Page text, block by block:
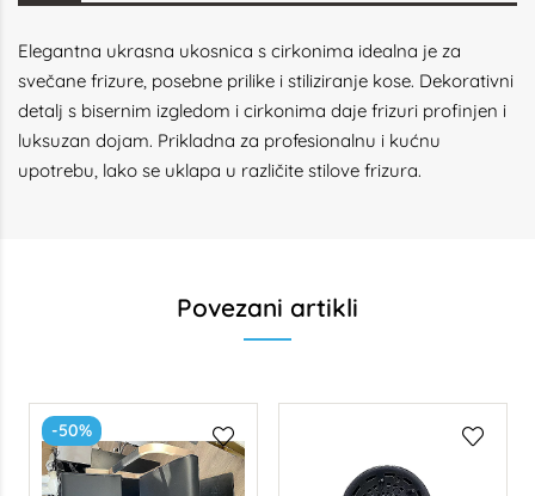
Elegantna ukrasna ukosnica s cirkonima idealna je za
svečane frizure, posebne prilike i stiliziranje kose. Dekorativni
detalj s bisernim izgledom i cirkonima daje frizuri profinjen i
luksuzan dojam. Prikladna za profesionalnu i kućnu
upotrebu, lako se uklapa u različite stilove frizura.
Povezani artikli
-50%